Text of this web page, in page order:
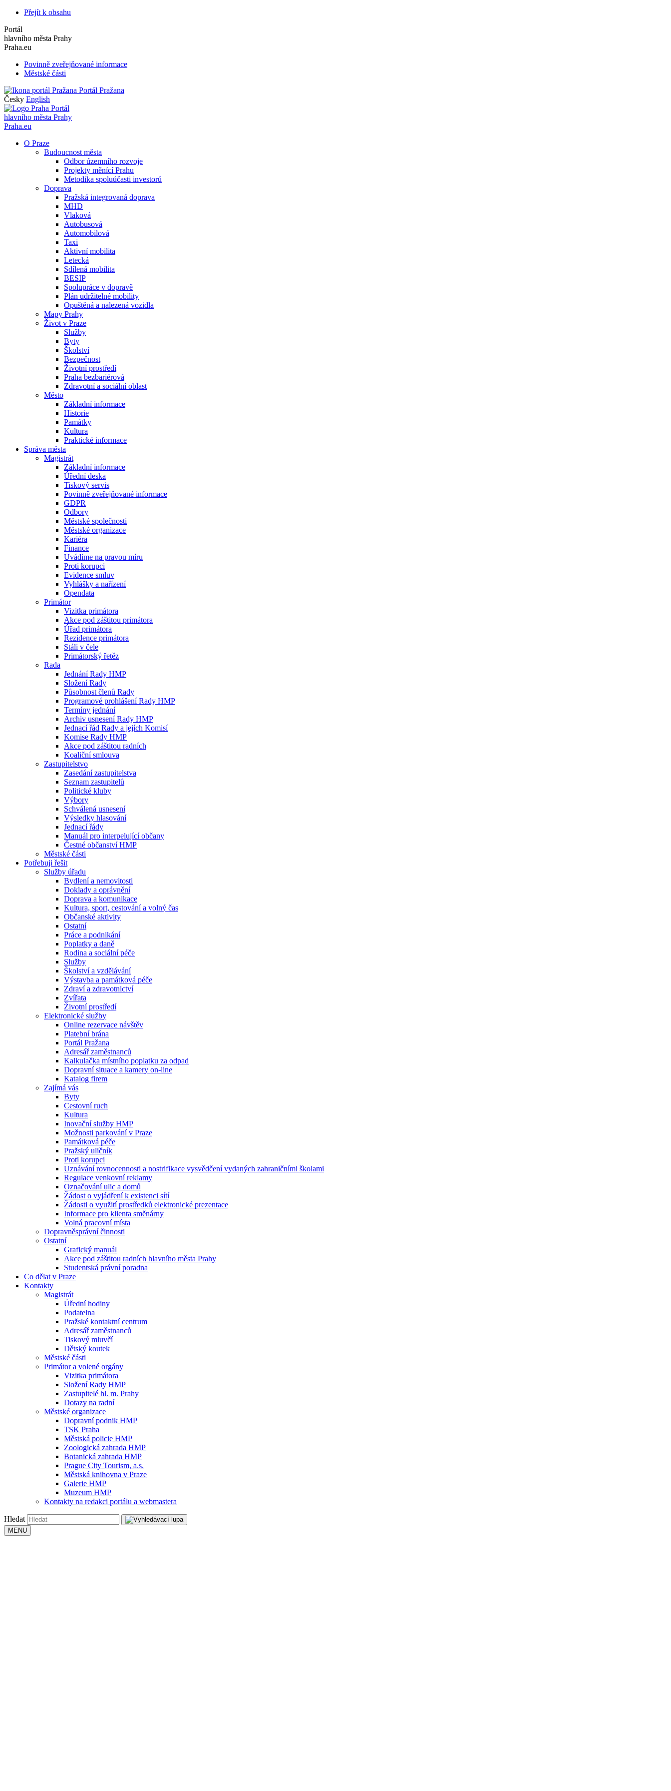
Přejít k obsahu
Portál
hlavního města Prahy
Praha.eu
Povinně zveřejňované informace
Městské části
Portál Pražana
Česky English
Portál
hlavního města Prahy
Praha.eu
O Praze
Budoucnost města
Odbor územního rozvoje
Projekty měnící Prahu
Metodika spoluúčasti investorů
Doprava
Pražská integrovaná doprava
MHD
Vlaková
Autobusová
Automobilová
Taxi
Aktivní mobilita
Letecká
Sdílená mobilita
BESIP
Spolupráce v dopravě
Plán udržitelné mobility
Opuštěná a nalezená vozidla
Mapy Prahy
Život v Praze
Služby
Byty
Školství
Bezpečnost
Životní prostředí
Praha bezbariérová
Zdravotní a sociální oblast
Město
Základní informace
Historie
Památky
Kultura
Praktické informace
Správa města
Magistrát
Základní informace
Úřední deska
Tiskový servis
Povinně zveřejňované informace
GDPR
Odbory
Městské společnosti
Městské organizace
Kariéra
Finance
Uvádíme na pravou míru
Proti korupci
Evidence smluv
Vyhlášky a nařízení
Opendata
Primátor
Vizitka primátora
Akce pod záštitou primátora
Úřad primátora
Rezidence primátora
Stáli v čele
Primátorský řetěz
Rada
Jednání Rady HMP
Složení Rady
Působnost členů Rady
Programové prohlášení Rady HMP
Termíny jednání
Archiv usnesení Rady HMP
Jednací řád Rady a jejích Komisí
Komise Rady HMP
Akce pod záštitou radních
Koaliční smlouva
Zastupitelstvo
Zasedání zastupitelstva
Seznam zastupitelů
Politické kluby
Výbory
Schválená usnesení
Výsledky hlasování
Jednací řády
Manuál pro interpelující občany
Čestné občanství HMP
Městské části
Potřebuji řešit
Služby úřadu
Bydlení a nemovitosti
Doklady a oprávnění
Doprava a komunikace
Kultura, sport, cestování a volný čas
Občanské aktivity
Ostatní
Práce a podnikání
Poplatky a daně
Rodina a sociální péče
Služby
Školství a vzdělávání
Výstavba a památková péče
Zdraví a zdravotnictví
Zvířata
Životní prostředí
Elektronické služby
Online rezervace návštěv
Platební brána
Portál Pražana
Adresář zaměstnanců
Kalkulačka místního poplatku za odpad
Dopravní situace a kamery on-line
Katalog firem
Zajímá vás
Byty
Cestovní ruch
Kultura
Inovační služby HMP
Možnosti parkování v Praze
Památková péče
Pražský uličník
Proti korupci
Uznávání rovnocennosti a nostrifikace vysvědčení vydaných zahraničními školami
Regulace venkovní reklamy
Označování ulic a domů
Žádost o vyjádření k existenci sítí
Žádosti o využití prostředků elektronické prezentace
Informace pro klienta směnárny
Volná pracovní místa
Dopravněsprávní činnosti
Ostatní
Grafický manuál
Akce pod záštitou radních hlavního města Prahy
Studentská právní poradna
Co dělat v Praze
Kontakty
Magistrát
Úřední hodiny
Podatelna
Pražské kontaktní centrum
Adresář zaměstnanců
Tiskový mluvčí
Dětský koutek
Městské části
Primátor a volené orgány
Vizitka primátora
Složení Rady HMP
Zastupitelé hl. m. Prahy
Dotazy na radní
Městské organizace
Dopravní podnik HMP
TSK Praha
Městská policie HMP
Zoologická zahrada HMP
Botanická zahrada HMP
Prague City Tourism, a.s.
Městská knihovna v Praze
Galerie HMP
Muzeum HMP
Kontakty na redakci portálu a webmastera
Hledat
MENU